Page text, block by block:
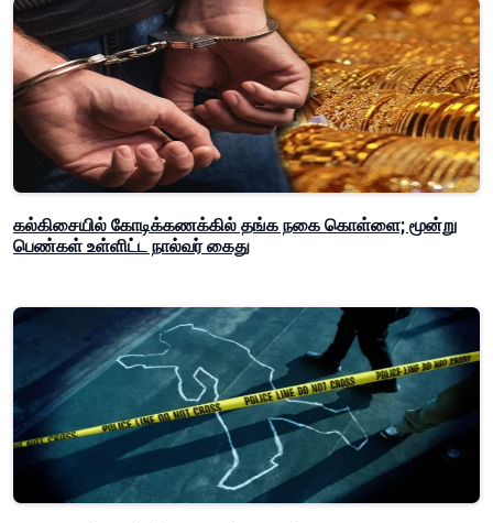
கல்கிசையில் கோடிக்கணக்கில் தங்க நகை கொள்ளை; மூன்று
பெண்கள் உள்ளிட்ட நால்வர் கைது